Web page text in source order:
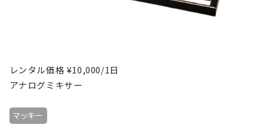
レンタル価格 ¥10,000/1日
アナログミキサー
マッキー